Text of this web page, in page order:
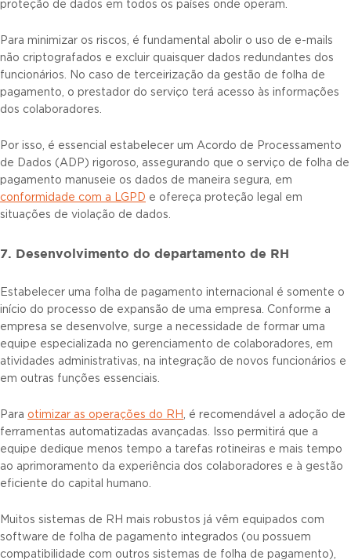
proteção de dados em todos os países onde operam.
Para minimizar os riscos, é fundamental abolir o uso de e-mails
não criptografados e excluir quaisquer dados redundantes dos
funcionários. No caso de terceirização da gestão de folha de
pagamento, o prestador do serviço terá acesso às informações
dos colaboradores.
Por isso, é essencial estabelecer um Acordo de Processamento
de Dados (ADP) rigoroso, assegurando que o serviço de folha de
pagamento manuseie os dados de maneira segura, em
conformidade com a LGPD e ofereça proteção legal em
situações de violação de dados.
7. Desenvolvimento do departamento de RH
Estabelecer uma folha de pagamento internacional é somente o
início do processo de expansão de uma empresa. Conforme a
empresa se desenvolve, surge a necessidade de formar uma
equipe especializada no gerenciamento de colaboradores, em
atividades administrativas, na integração de novos funcionários e
em outras funções essenciais.
Para otimizar as operações do RH, é recomendável a adoção de
ferramentas automatizadas avançadas. Isso permitirá que a
equipe dedique menos tempo a tarefas rotineiras e mais tempo
ao aprimoramento da experiência dos colaboradores e à gestão
eficiente do capital humano.
Muitos sistemas de RH mais robustos já vêm equipados com
software de folha de pagamento integrados (ou possuem
compatibilidade com outros sistemas de folha de pagamento),